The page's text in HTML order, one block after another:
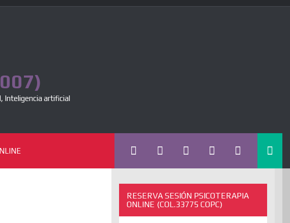
Inteligencia artificial
RESERVA SESIÓN PSICOTERAPIA
ONLINE (COL.33775 COPC)